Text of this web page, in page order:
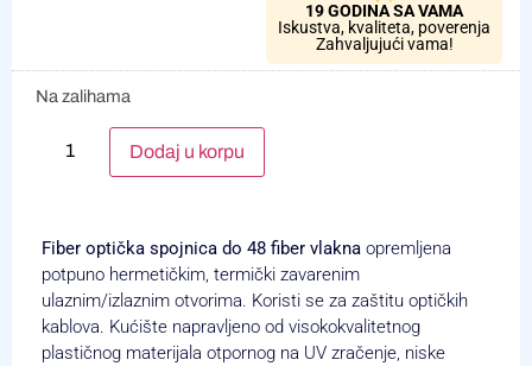
19 GODINA SA VAMA
Iskustva, kvaliteta, poverenja
Zahvaljujući vama!
Na zalihama
Dodaj u korpu
Fiber optička spojnica do 48 fiber vlakna opremljena
potpuno hermetičkim, termički zavarenim
ulaznim/izlaznim otvorima. Koristi se za zaštitu optičkih
kablova. Kućište napravljeno od visokokvalitetnog
plastičnog materijala otpornog na UV zračenje, niske